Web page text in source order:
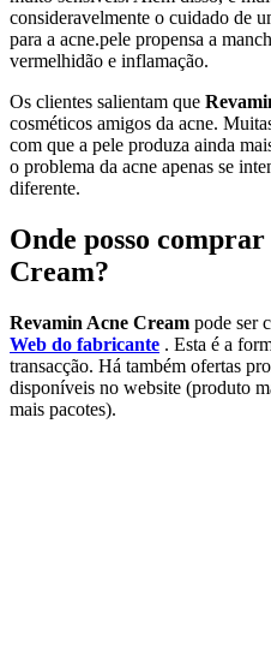
consideravelmente o cuidado de
para a acne.pele propensa a
vermelhidão e inflamação.
Os clientes salientam que
cosméticos amigos da acne.
com que a pele produza ainda
o problema da acne apenas se
diferente.
Onde posso
Cream?
Revamin Acne Cream pode ser
Web do fabricante . Esta é a
transacção. Há também ofertas
disponíveis no website (produto
mais pacotes).